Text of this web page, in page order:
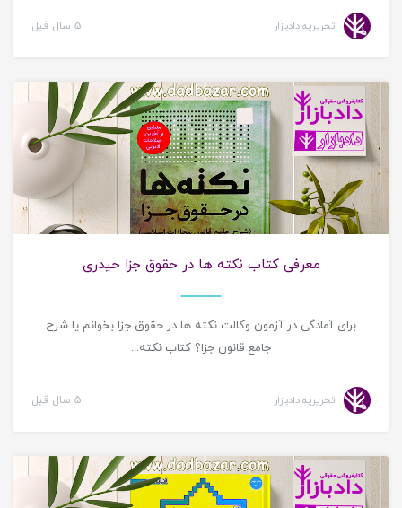
تحریریه دادبازار 5 سال قبل
معرفی کتاب نکته ها در حقوق جزا حیدری
برای آمادگی در آزمون وکالت نکته ها در حقوق جزا بخوانم یا شرح
جامع قانون جزا؟ کتاب نکته...
تحریریه دادبازار 5 سال قبل